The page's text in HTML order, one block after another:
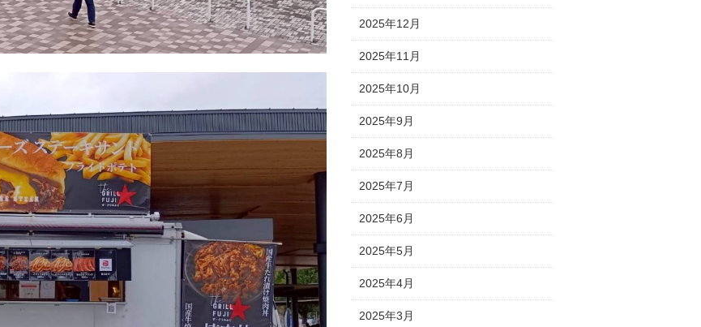
2025年12月
2025年11月
2025年10月
2025年9月
2025年8月
2025年7月
2025年6月
2025年5月
2025年4月
2025年3月